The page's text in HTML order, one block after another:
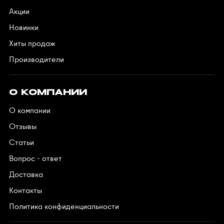
Акции
Новинки
Хиты продаж
Производители
О КОМПАНИИ
О компании
Отзывы
Статьи
Вопрос - ответ
Доставка
Контакты
Политика конфиденциальности